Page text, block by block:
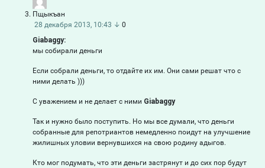
Пщыкъан
28 декабря 2013, 10:43 ↓ 0
Giabaggy:
мы собирали деньги
Если собрали деньги, то отдайте их им. Они сами решат что с
ними делать )))
С уважением и не делает с ними Giabaggy
Так и нужно было поступить. Но мы все думали, что деньги
собранные для репотриантов немедленно поидут на улучшение
жилишных уловии вернувшихся на свою родину адыгов.
Кто мог подумать, что эти деньги застрянут и до сих пор будут